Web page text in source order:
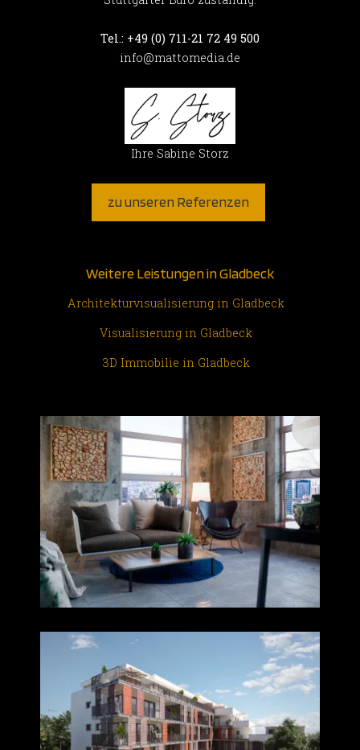
Tel.: +49 (0) 711-21 72 49 500
info@mattomedia.de
Ihre Sabine Storz
zu unseren Referenzen
Weitere Leistungen in Gladbeck
Architekturvisualisierung in Gladbeck
Visualisierung in Gladbeck
3D Immobilie in Gladbeck